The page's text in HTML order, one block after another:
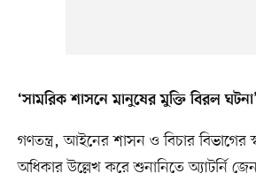
‘সামরিক শাসনে মানুষের মুক্তি বিরল ঘটনা’
গণতন্ত্র, আইনের শাসন ও বিচার বিভাগের
অধিকার উল্লেখ করে শুনানিতে অ্যাটর্নি